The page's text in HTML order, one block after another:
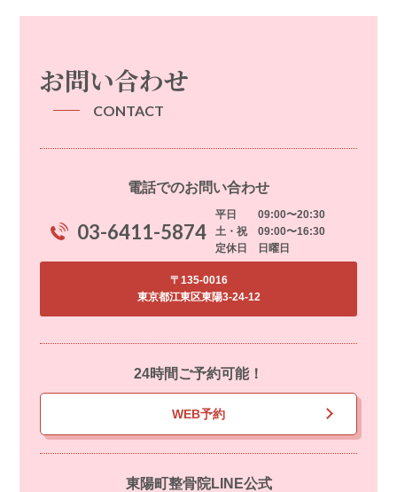
お問い合わせ
CONTACT
電話でのお問い合わせ
03-6411-5874
平日 09:00〜20:30
土・祝 09:00〜16:30
定休日 日曜日
〒135-0016
東京都江東区東陽3-24-12
24時間ご予約可能！
WEB予約
東陽町整骨院LINE公式